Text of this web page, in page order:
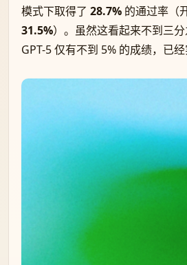
模式下取得了 28.7% 的通过率（
31.5%）。虽然这看起来不到三
GPT-5 仅有不到 5% 的成绩，已经